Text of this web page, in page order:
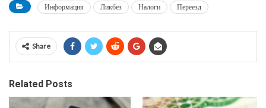
Информация Ликбез Налоги Переезд
Share
Related Posts